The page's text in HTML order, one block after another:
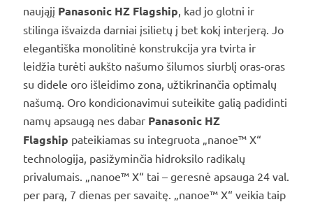
naująjį Panasonic HZ Flagship , kad jo glotni ir
stilinga išvaizda darniai įsilietų į bet kokį interjerą. Jo
elegantiška monolitinė konstrukcija yra tvirta ir
leidžia turėti aukšto našumo šilumos siurblį oras-oras
su didele oro išleidimo zona, užtikrinančia optimalų
našumą. Oro kondicionavimui suteikite galią padidinti
namų apsaugą nes dabar Panasonic HZ
Flagship pateikiamas su integruota „nanoe™ X“
technologija, pasižyminčia hidroksilo radikalų
privalumais. „nanoe™ X“ tai – geresnė apsauga 24 val.
per parą, 7 dienas per savaitę. „nanoe™ X“ veikia taip